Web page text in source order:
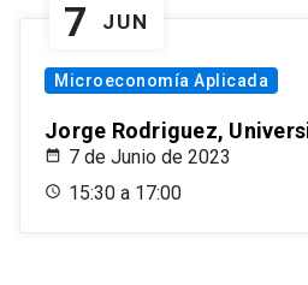
7 JUN
Microeconomía Aplicada
Jorge Rodriguez,
7 de Junio de 2023
15:30 a 17:00